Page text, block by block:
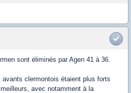
sont éliminés par Agen 41 à 36.
clermontois étaient plus forts
avec notamment à la